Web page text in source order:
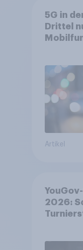
5G in
Drittel
Artikel
2026: